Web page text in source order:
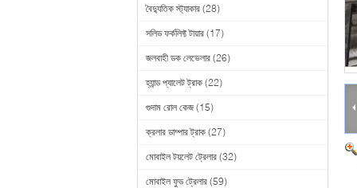
বৈদ্যুতিক স্ট্যাকার (28)
সলিড ফর্কলিফ্ট টায়ার (17)
জলবাহী ডক লেভেলার (26)
হ্যান্ড প্যালেট ট্রাক (22)
গুদাম রোল কেজ (15)
ক্রলার ডাম্পার ট্রাক (27)
মোবাইল টয়লেট ট্রেলার (32)
মোবাইল ফুড ট্রেলার (59)